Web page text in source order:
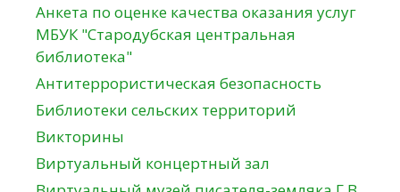
Анкета по оценке качества оказания услуг
МБУК "Стародубская центральная
библиотека"
Антитеррористическая безопасность
Библиотеки сельских территорий
Викторины
Виртуальный концертный зал